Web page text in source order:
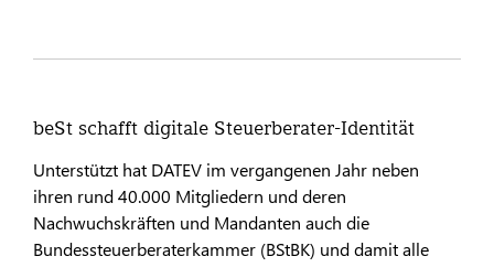
beSt schafft digitale Steuerberater-Identität
Unterstützt hat DATEV im vergangenen Jahr neben
ihren rund 40.000 Mitgliedern und deren
Nachwuchskräften und Mandanten auch die
Bundessteuerberaterkammer (BStBK) und damit alle